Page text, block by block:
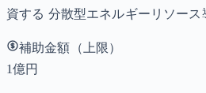
資する 分散型エネルギーリソー
補助金額（上限）
1億円